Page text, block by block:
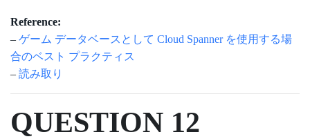
Reference:
– ゲーム データベースとして Cloud Spanner を使用する場
合のベスト プラクティス
– 読み取り
QUESTION 12